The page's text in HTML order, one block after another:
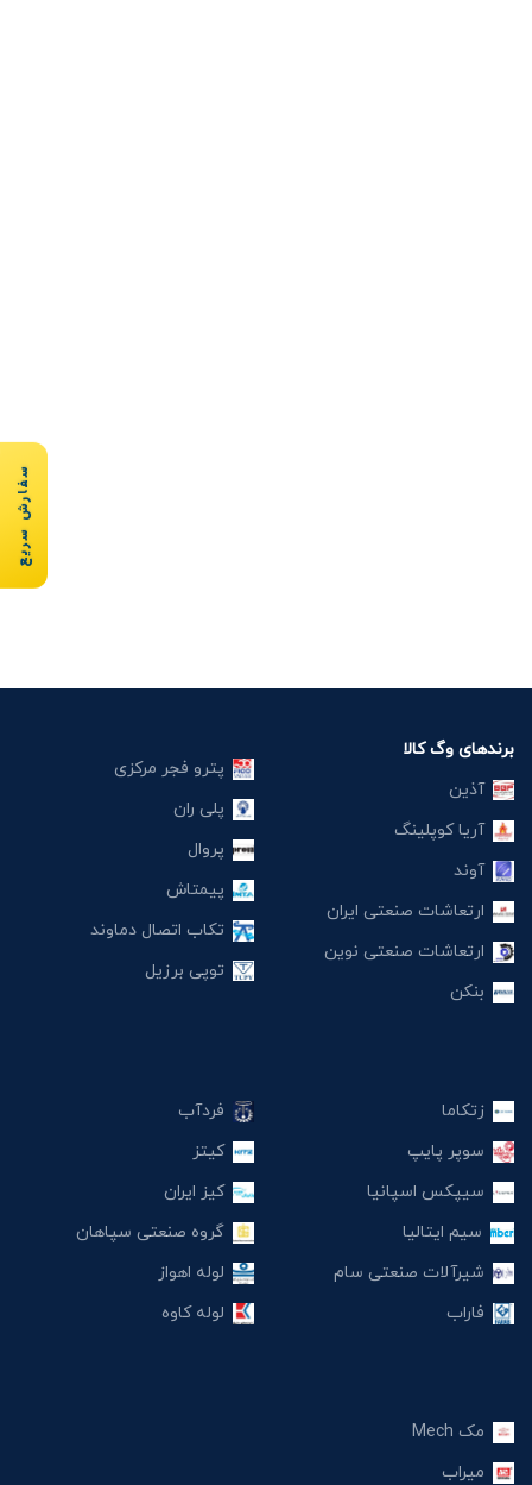
برندهای وگ کالا
آذین
آریا کوپلینگ
آوند
ارتعاشات صنعتی ایران
ارتعاشات صنعتی نوین
بنکن
پترو فجر مرکزی
پلی ران
پروال
پیمتاش
تکاب اتصال دماوند
توپی برزیل
زتکاما
سوپر پایپ
سیپکس اسپانیا
سیم ایتالیا
شیرآلات صنعتی سام
فاراب
فردآب
کیتز
کیز ایران
گروه صنعتی سپاهان
لوله اهواز
لوله کاوه
مک Mech
میراب
سفارش سریع